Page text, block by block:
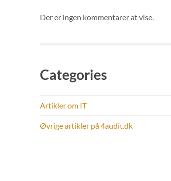
Der er ingen kommentarer at vise.
Categories
Artikler om IT
Øvrige artikler på 4audit.dk